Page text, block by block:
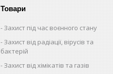
Товари
Захист під час воєнного стану
Захист від радіації, вірусів та
бактерій
Захист від хімікатів та газів